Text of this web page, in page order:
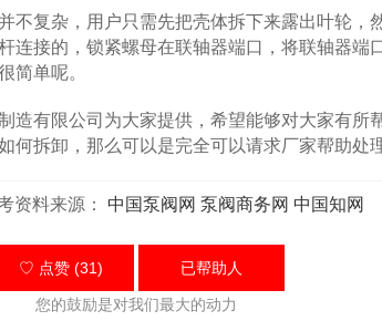
复杂，用户只需先把壳体拆下来露出叶轮，
连接的，锁紧螺母在联轴器端口，将联轴器端
简单呢。
造有限公司为大家提供，希望能够对大家有所
何拆卸，那么可以是完全可以请求厂家帮助处
资料来源： 中国泵阀网 泵阀商务网 中国知网
♡ 点赞 (31) 已帮助人
您的鼓励是对我们最大的动力